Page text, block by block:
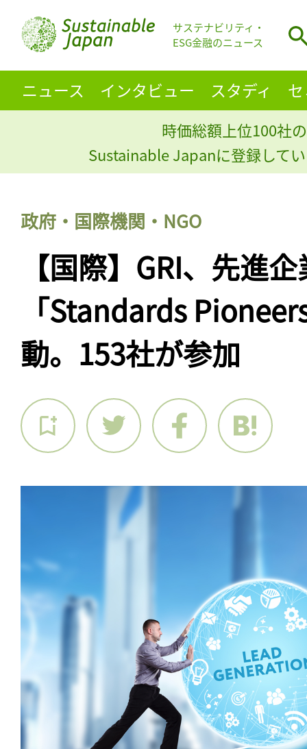
サステナビリティ・
ESG金融のニュース
ニュース インタビュー スタディ
時価総額上位100社
Sustainable Japanに登録して
政府・国際機関・NGO
【国際】GRI、先進
「Standards
動。153社が参加